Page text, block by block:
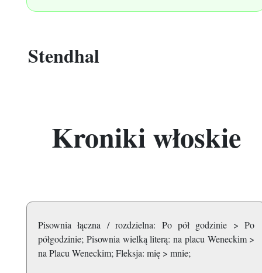
Stendhal
Kroniki włoskie
Pisownia łączna / rozdzielna: Po pół godzinie > Po
półgodzinie; Pisownia wielką literą: na placu Weneckim >
na Placu Weneckim; Fleksja: mię > mnie;